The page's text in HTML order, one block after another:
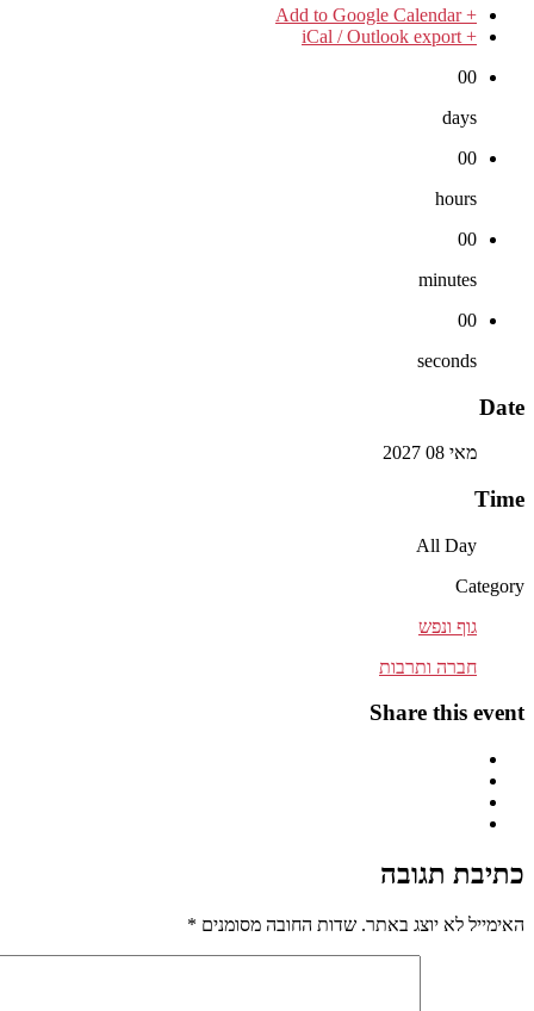
+ Add to Google Calendar
+ iCal / Outlook export
00
days
00
hours
00
minutes
00
seconds
Date
מאי 08 2027
Time
All Day
Category
גוף ונפש
חברה ותרבות
Share this event
כתיבת תגובה
האימייל לא יוצג באתר. שדות החובה מסומנים *